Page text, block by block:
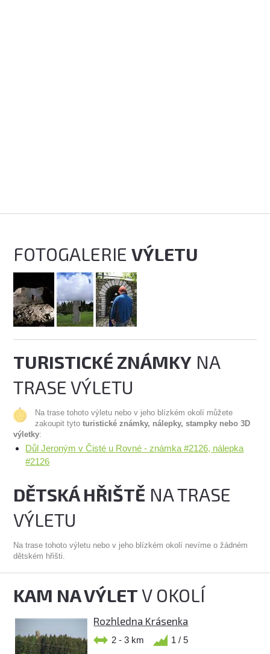
FOTOGALERIEVÝLETU
TURISTICKÉ ZNÁMKY NA
TRASE VÝLETU
Na trase tohoto výletu nebo v jeho blízkém okolí můžete
zakoupit tytoturistické známky, nálepky, stampky nebo 3D
výletky:
Důl Jeroným v Čisté u Rovné - známka #2126, nálepka
#2126
DĚTSKÁ HŘIŠTĚ NA TRASE
VÝLETU
Na trase tohoto výletu nebo v jeho blízkém okolí nevíme o žádném
dětském hřišti.
KAM NA VÝLETV OKOLÍ
Rozhledna Krásenka
2 - 3 km 1 / 5